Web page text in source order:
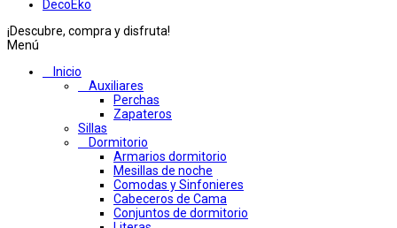
DecoEko
¡Descubre, compra y disfruta!
Menú
Inicio
Auxiliares
Perchas
Zapateros
Sillas
Dormitorio
Armarios dormitorio
Mesillas de noche
Comodas y Sinfonieres
Cabeceros de Cama
Conjuntos de dormitorio